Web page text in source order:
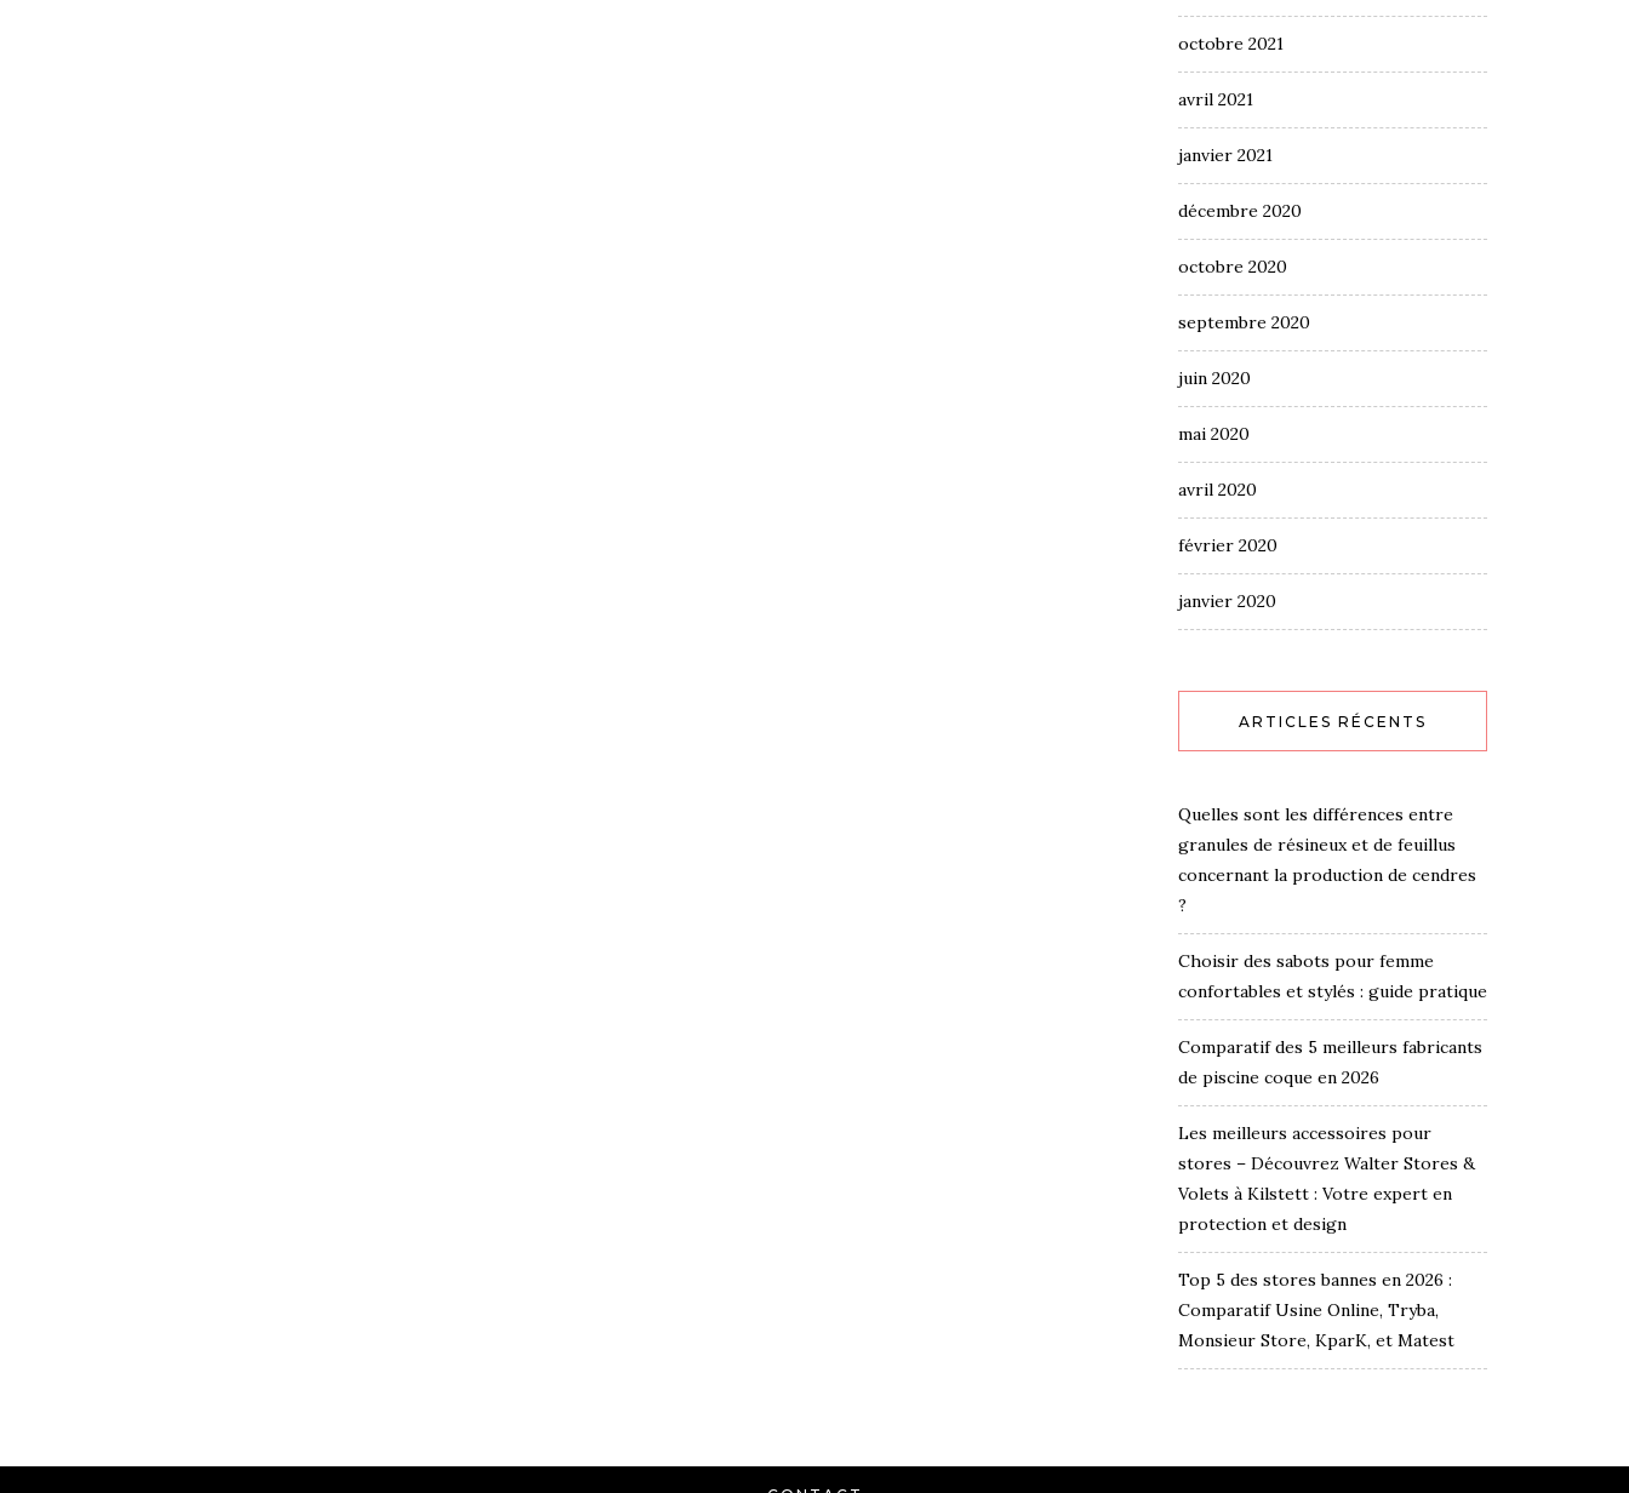
octobre 2021
avril 2021
janvier 2021
décembre 2020
octobre 2020
septembre 2020
juin 2020
mai 2020
avril 2020
février 2020
janvier 2020
ARTICLES RÉCENTS
Quelles sont les différences entre
granules de résineux et de feuillus
concernant la production de cendres
?
Choisir des sabots pour femme
confortables et stylés : guide pratique
Comparatif des 5 meilleurs fabricants
de piscine coque en 2026
Les meilleurs accessoires pour
stores – Découvrez Walter Stores &
Volets à Kilstett : Votre expert en
protection et design
Top 5 des stores bannes en 2026 :
Comparatif Usine Online, Tryba,
Monsieur Store, KparK, et Matest